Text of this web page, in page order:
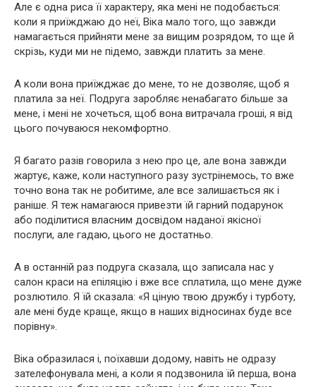
Але є одна риса її характеру, яка мені не подобається:
коли я приїжджаю до неї, Віка мало того, що завжди
намагається прийняти мене за вищим розрядом, то ще й
скрізь, куди ми не підемо, завжди платить за мене.
А коли вона приїжджає до мене, то не дозволяє, щоб я
платила за неї. Подруга заробляє ненабагато більше за
мене, і мені не хочеться, щоб вона витрачала гроші, я від
цього почуваюся некомфортно.
Я багато разів говорила з нею про це, але вона завжди
жартує, каже, коли наступного разу зустрінемось, то вже
точно вона так не робитиме, але все залишається як і
раніше. Я теж намагаюся привезти їй гарний подарунок
або поділитися власним досвідом наданої якісної
послуги, але гадаю, цього не достатньо.
А в останній раз подруга сказала, що записала нас у
салон краси на епіляцію і вже все сплатила, що мене дуже
розлютило. Я їй сказала: «Я ціную твою дружбу і турботу,
але мені буде краще, якщо в наших відносинах буде все
порівну».
Віка образилася і, поїхавши додому, навіть не одразу
зателефонувала мені, а коли я подзвонила їй перша, вона